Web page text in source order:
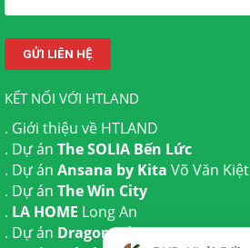
KẾT NỐI VỚI HTLAND
. Giới thiệu về HTLAND
. Dự án The SOLIA Bến Lức
. Dự án Ansana by Kita Võ Văn Kiệt
. Dự án The Win City
. LA HOME Long An
. Dự án Dragon Eden Long An